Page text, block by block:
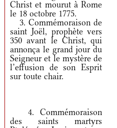
Christ et mourut à Rome
le 18 octobre 1775.
3. Commémoraison de
saint Joël, prophète vers
350 avant le Christ, qui
annonça le grand jour du
Seigneur et le mystère de
l’effusion de son Esprit
sur toute chair.
4. Commémoraison
des saints martyrs